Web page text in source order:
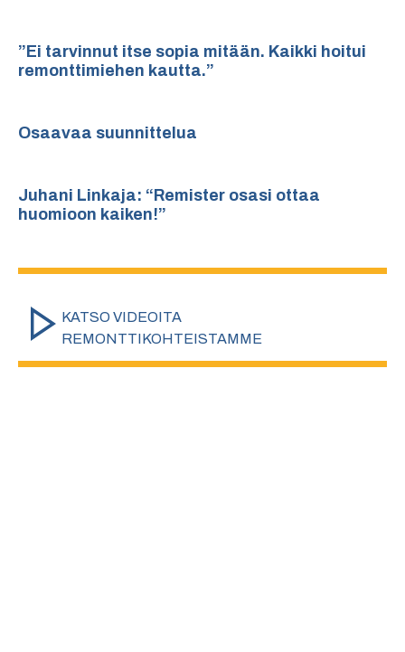
”Ei tarvinnut itse sopia mitään. Kaikki hoitui
remonttimiehen kautta.”
Osaavaa suunnittelua
Juhani Linkaja: “Remister osasi ottaa
huomioon kaiken!”
KATSO VIDEOITA
REMONTTIKOHTEISTAMME